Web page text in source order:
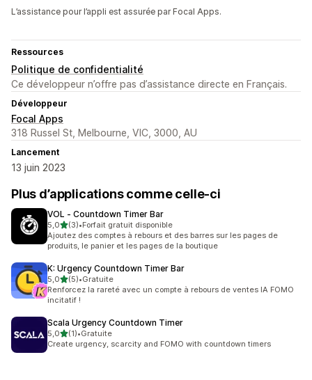
L’assistance pour l’appli est assurée par Focal Apps.
Ressources
Politique de confidentialité
Ce développeur n’offre pas d’assistance directe en Français.
Développeur
Focal Apps
318 Russel St, Melbourne, VIC, 3000, AU
Lancement
13 juin 2023
Plus d’applications comme celle-ci
VOL ‑ Countdown Timer Bar
5,0étoile(s) sur 5
(3)
3 avis au total
•Forfait gratuit disponible
Ajoutez des comptes à rebours et des barres sur les pages de
produits, le panier et les pages de la boutique
K: Urgency Countdown Timer Bar
5,0étoile(s) sur 5
(5)
5 avis au total
•Gratuite
Renforcez la rareté avec un compte à rebours de ventes IA FOMO
incitatif !
Scala Urgency Countdown Timer
5,0étoile(s) sur 5
(1)
1 avis au total
•Gratuite
Create urgency, scarcity and FOMO with countdown timers